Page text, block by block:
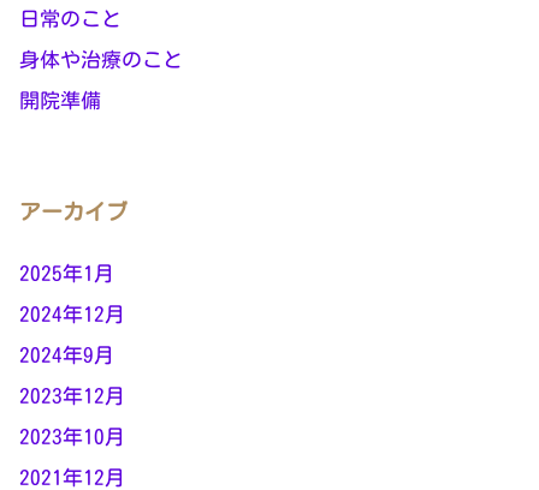
日常のこと
身体や治療のこと
開院準備
アーカイブ
2025年1月
2024年12月
2024年9月
2023年12月
2023年10月
2021年12月